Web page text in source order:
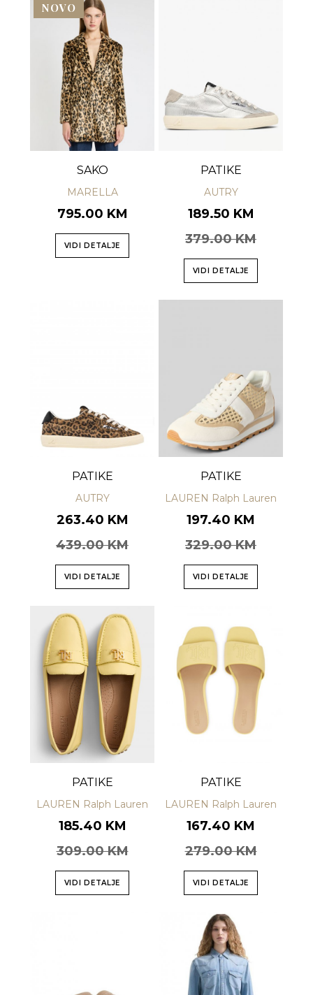
NOVO
SAKO
MARELLA
795.00 KM
VIDI DETALJE
PATIKE
AUTRY
189.50 KM
379.00 KM
VIDI DETALJE
PATIKE
AUTRY
263.40 KM
439.00 KM
VIDI DETALJE
PATIKE
LAUREN Ralph Lauren
197.40 KM
329.00 KM
VIDI DETALJE
PATIKE
LAUREN Ralph Lauren
185.40 KM
309.00 KM
VIDI DETALJE
PATIKE
LAUREN Ralph Lauren
167.40 KM
279.00 KM
VIDI DETALJE